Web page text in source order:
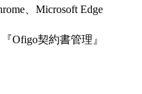
、Microsoft Edge
Ofigo契約書管理』